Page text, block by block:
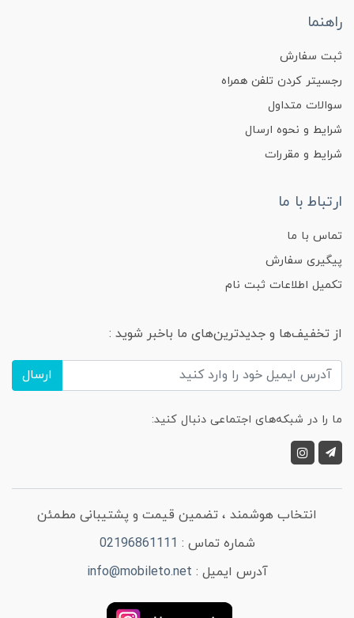
راهنما
ثبت سفارش
رجسیتر کردن تلفن همراه
سوالات متداول
شرایط و نحوه ارسال
شرایط و مقررات
ارتباط با ما
تماس با ما
پیگیری سفارش
تکمیل اطلاعات ثبت نام
از تخفیف‌ها و جدیدترین‌های ما باخبر شوید :
ارسال
ما را در شبکه‌های اجتماعی دنبال کنید:
انتخاب هوشمند ، تضمین قیمت و پشتیبانی مطمئن
شماره تماس : 02196861111
آدرس ایمیل : info@mobileto.net